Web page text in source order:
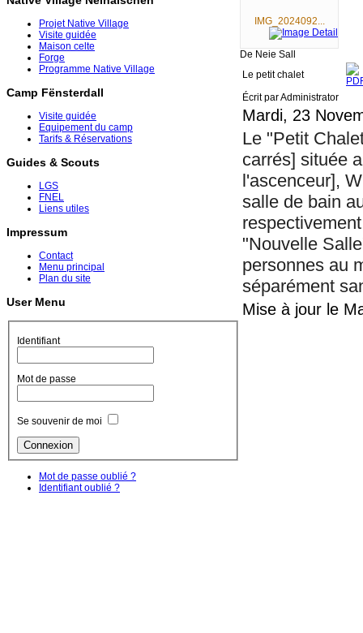
Projet Native Village
Visite guidée
Maison celte
Forge
Programme Native Village
Camp Fënsterdall
Visite guidée
Equipement du camp
Tarifs & Réservations
Guides & Scouts
LGS
FNEL
Liens utiles
Impressum
Contact
Menu principal
Plan du site
User Menu
Identifiant
Mot de passe
Se souvenir de moi
Mot de passe oublié ?
Identifiant oublié ?
IMG_2024092...
De Neie Sall
Le petit chalet
Écrit par Administrator
Mardi, 23
Le "Petit
carrés] située
l'ascenceur],
salle de bain
"Nouvelle
personnes au
séparément
Mise à jour le